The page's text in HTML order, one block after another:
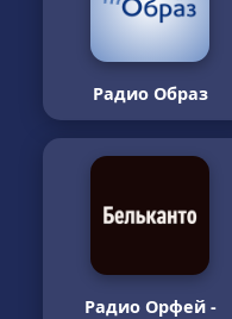
Радио Образ
Радио Орфей -